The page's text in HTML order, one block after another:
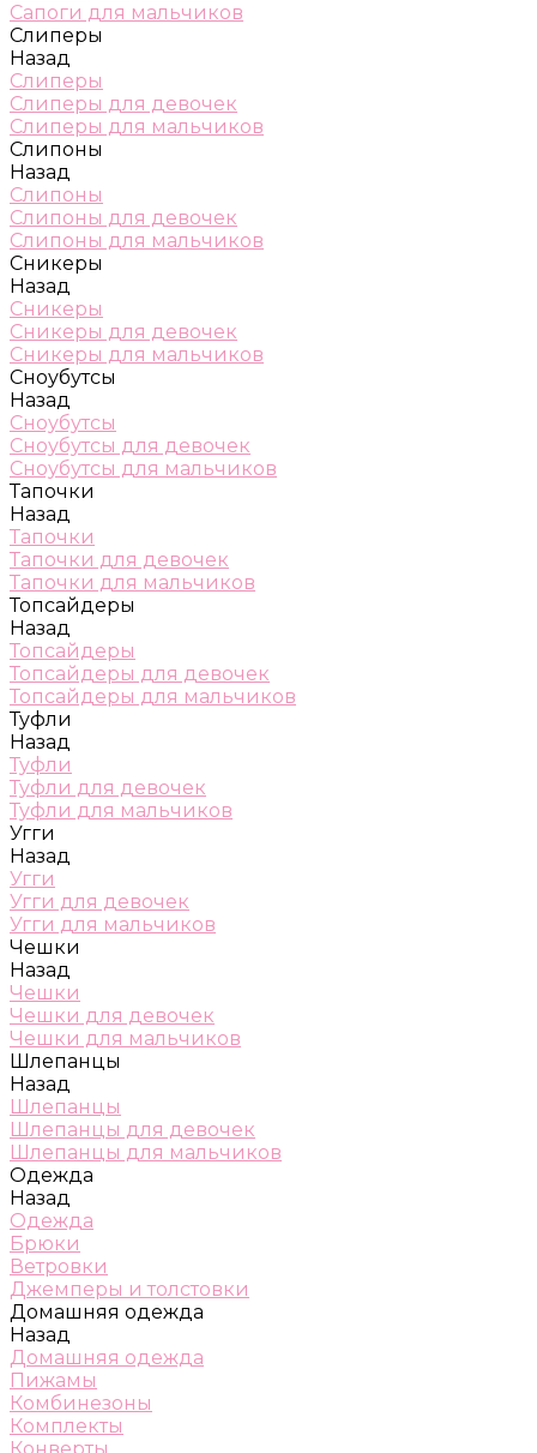
Сапоги для мальчиков
Слиперы
Назад
Слиперы
Слиперы для девочек
Слиперы для мальчиков
Слипоны
Назад
Слипоны
Слипоны для девочек
Слипоны для мальчиков
Сникеры
Назад
Сникеры
Сникеры для девочек
Сникеры для мальчиков
Сноубутсы
Назад
Сноубутсы
Сноубутсы для девочек
Сноубутсы для мальчиков
Тапочки
Назад
Тапочки
Тапочки для девочек
Тапочки для мальчиков
Топсайдеры
Назад
Топсайдеры
Топсайдеры для девочек
Топсайдеры для мальчиков
Туфли
Назад
Туфли
Туфли для девочек
Туфли для мальчиков
Угги
Назад
Угги
Угги для девочек
Угги для мальчиков
Чешки
Назад
Чешки
Чешки для девочек
Чешки для мальчиков
Шлепанцы
Назад
Шлепанцы
Шлепанцы для девочек
Шлепанцы для мальчиков
Одежда
Назад
Одежда
Брюки
Ветровки
Джемперы и толстовки
Домашняя одежда
Назад
Домашняя одежда
Пижамы
Комбинезоны
Комплекты